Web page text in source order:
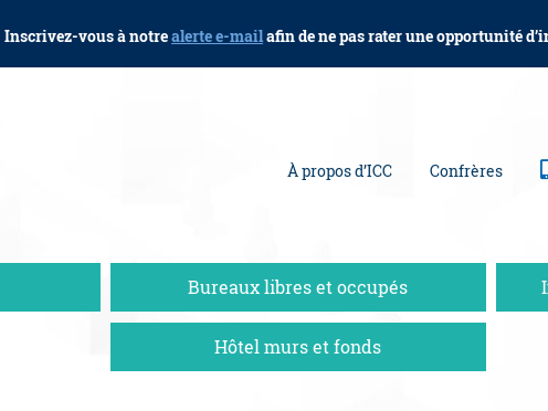
Inscrivez-vous à notrealerte e-mailafin de ne pas rater une opportunité
À propos d’ICC Confrères
Bureaux libres et occupés
Hôtel murs et fonds